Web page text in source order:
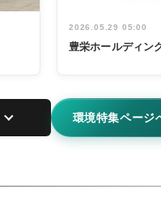
2026.05.29 05:00
豊栄ホールディン
環境特集ページ